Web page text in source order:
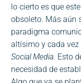
lo cierto es que
obsoleto. Más aún
paradigma
altísimo y cada vez
Social Media. Esto
necesidad de